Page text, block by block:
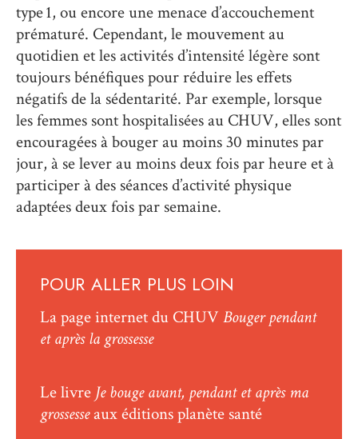
type 1, ou encore une menace d’accouchement
prématuré. Cependant, le mouvement au
quotidien et les activités d’intensité légère sont
toujours bénéfiques pour réduire les effets
négatifs de la sédentarité. Par exemple, lorsque
les femmes sont hospitalisées au CHUV, elles sont
encouragées à bouger au moins 30 minutes par
jour, à se lever au moins deux fois par heure et à
participer à des séances d’activité physique
adaptées deux fois par semaine.
POUR ALLER PLUS LOIN
La page internet du CHUV Bouger pendant
et après la grossesse
Le livre Je bouge avant, pendant et après ma
grossesseaux éditions planète santé